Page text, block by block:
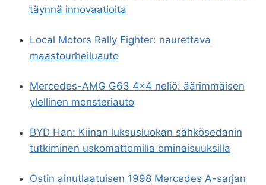
täynnä innovaatioita
Local Motors Rally Fighter: naurettava
maastourheiluauto
Mercedes-AMG G63 4×4 neliö: äärimmäisen
ylellinen monsteriauto
BYD Han: Kiinan luksusluokan sähkösedanin
tutkiminen uskomattomilla ominaisuuksilla
Ostin ainutlaatuisen 1998 Mercedes A-sarjan